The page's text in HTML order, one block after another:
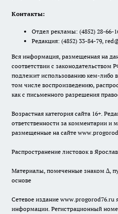
Контакты:
Отдел рекламы: (4852) 28-66-
Редакция: (4852) 33-84-79,
Вся информация, размещенная на
соответствии с законодательством
подлежит использованию кем-либо
том числе воспроизведению,
как с письменного разрешения
Возрастная категория сайта 16+.
ответственности за комментарии и
размещенные на сайте
Распространение листовок в
Материалы, помеченные знаком ∆,
основе
Сетевое издание www.progorod76.ru
информации. Регистрационный